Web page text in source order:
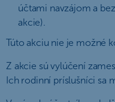
účtami navzájom a
akcie).
Túto akciu nie je možné
Z akcie sú vylúčení
Ich rodinní príslušníci sa